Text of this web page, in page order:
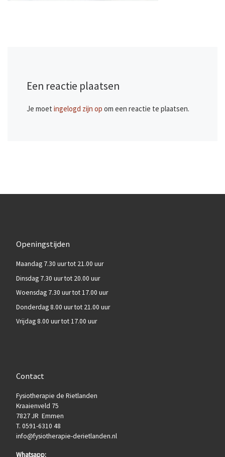
Een reactie plaatsen
Je moet ingelogd zijn op om een reactie te plaatsen.
Openingstijden
Maandag 7.30 uur tot 21.00 uur
Dinsdag 7.30 uur tot 20.00 uur
Woensdag 7.30 uur tot 17.00 uur
Donderdag 8.00 uur tot 21.00 uur
Vrijdag 8.00 uur tot 17.00 uur
Contact
Fysiotherapie de Rietlanden
Kraaienveld 75
7827 JR Emmen
T. 0591-6310 48
info@fysiotherapie-derietlanden.nl
Whatsapp: